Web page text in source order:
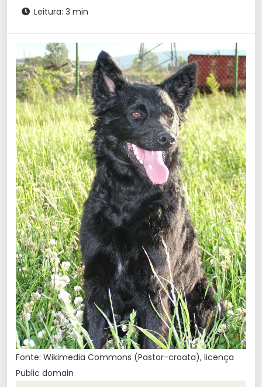
Leitura: 3 min
Fonte: Wikimedia Commons (Pastor-croata), licença
Public domain